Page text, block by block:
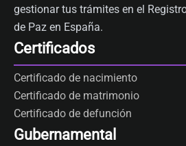
gestionar tus trámites en el
de Paz en España.
Certificados
Certificado de nacimiento
Certificado de matrimonio
Certificado de defunción
Gubernamental